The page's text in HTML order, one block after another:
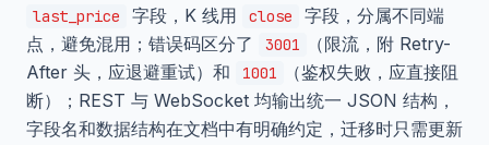
last_price 字段，K 线用 close
字段，分属不同端
点，避免混用；错误码区分了
3001
（限流，附 Retry-
After 头，应退避重试）和
1001
（鉴权失败，应直接阻
断）；REST 与 WebSocket 均输出统一 JSON 结构，
字段名和数据结构在文档中有明确约定，迁移时只需更新